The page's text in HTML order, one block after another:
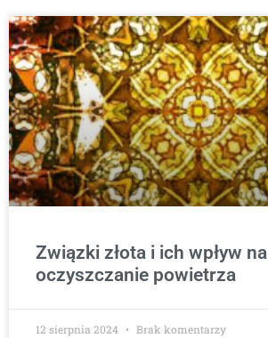
Związki złota i ich wpływ na
oczyszczanie powietrza
12 sierpnia 2024 Brak komentarzy